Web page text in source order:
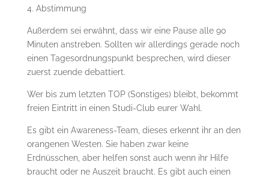
4. Abstimmung
Außerdem sei erwähnt, dass wir eine Pause alle 90
Minuten anstreben. Sollten wir allerdings gerade noch
einen Tagesordnungspunkt besprechen, wird dieser
zuerst zuende debattiert.
Wer bis zum letzten TOP (Sonstiges) bleibt, bekommt
freien Eintritt in einen Studi-Club eurer Wahl.
Es gibt ein Awareness-Team, dieses erkennt ihr an den
orangenen Westen. Sie haben zwar keine
Erdnüsschen, aber helfen sonst auch wenn ihr Hilfe
braucht oder ne Auszeit braucht. Es gibt auch einen